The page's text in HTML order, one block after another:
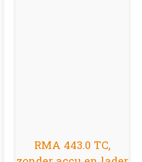
RMA 443.0 TC,